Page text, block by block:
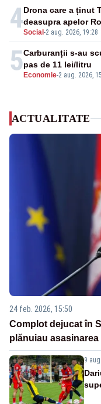
4Social-2 aug. 2026, 19:28
Drona care a ținut
deasupra apelor
5Economie-2 aug. 2026,
Carburanții s-au
pas de 11 lei/litru
ACTUALITATE
24 feb. 2026, 15:50
Complot dejucat în
plănuiau
9